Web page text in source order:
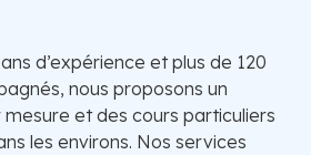
d’expérience et plus de 120
nous proposons un
et des cours particuliers
les environs. Nos services